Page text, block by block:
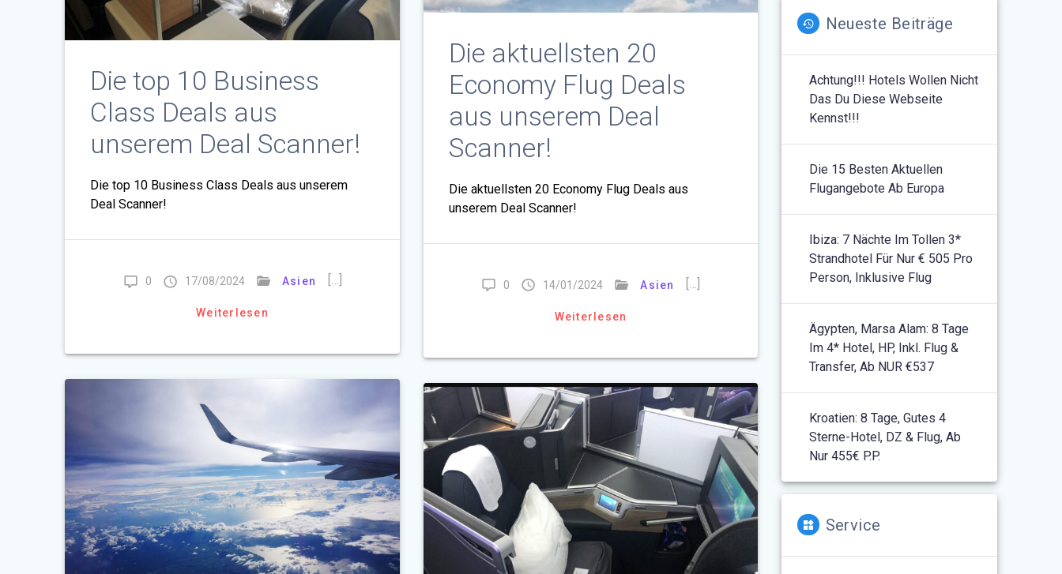
Die top 10 Business
Class Deals aus
unserem Deal Scanner!
Die top 10 Business Class Deals aus unserem
Deal Scanner!
0 17/08/2024 Asien […]
Weiterlesen
Die aktuellsten 20
Economy Flug Deals
aus unserem Deal
Scanner!
Die aktuellsten 20 Economy Flug Deals aus
unserem Deal Scanner!
0 14/01/2024 Asien […]
Weiterlesen
Neueste Beiträge
Achtung!!! Hotels Wollen Nicht
Das Du Diese Webseite
Kennst!!!
Die 15 Besten Aktuellen
Flugangebote Ab Europa
Ibiza: 7 Nächte Im Tollen 3*
Strandhotel Für Nur € 505 Pro
Person, Inklusive Flug
Ägypten, Marsa Alam: 8 Tage
Im 4* Hotel, HP, Inkl. Flug &
Transfer, Ab NUR €537
Kroatien: 8 Tage, Gutes 4
Sterne-Hotel, DZ & Flug, Ab
Nur 455€ P.P.
Service